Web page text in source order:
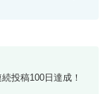
投稿100日達成！